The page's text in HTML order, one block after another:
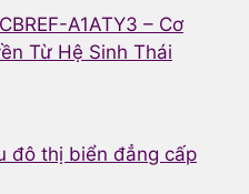
A1ATY3 – Cơ
Từ Hệ Sinh Thái
đô thị biển đẳng cấp